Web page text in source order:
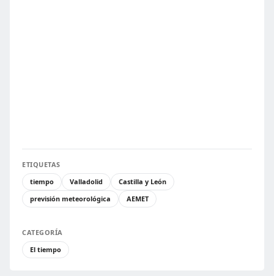
ETIQUETAS
tiempo
Valladolid
Castilla y León
previsión meteorológica
AEMET
CATEGORÍA
El tiempo